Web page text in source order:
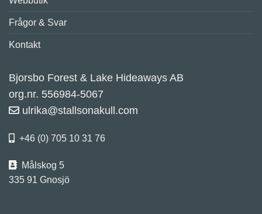
Frågor & Svar
Kontakt
Bjorsbo Forest & Lake Hideaways AB
org.nr. 556984-5067
ulrika@stallsonakull.com
+46 (0) 705 10 31 76
Målskog 5
335 91 Gnosjö